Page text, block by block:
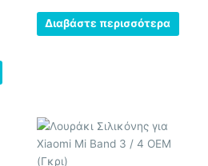
Βαθμολογήθηκε
από
Διαβάστε περισσότερα